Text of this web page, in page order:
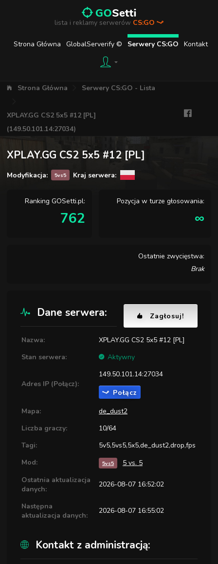
lista i reklamy serwerów CS:GO
Strona Główna GlobalServerify © Serwery CS:GO Kontakt
Strona Główna Serwery CS:GO - Lista
XPLAY.GG CS2 5x5 #12 [PL]
(149.50.101.14:27034)
XPLAY.GG CS2 5x5 #12 [PL]
Modyfikacja: 5vs5 Kraj serwera:
Ranking GOSetti.pl:
762
Pozycja w turze głosowania:
∞
Ostatnie zwycięstwa:
Brak
Dane serwera: Zagłosuj!
Nazwa:
XPLAY.GG CS2 5x5 #12 [PL]
Stan serwera:
Aktywny
Adres IP (Połącz):
149.50.101.14:27034
Połącz
Mapa:
de_dust2
Liczba graczy:
10/64
Tagi:
5v5,5vs5,5x5,de_dust2,drop,fps
Mod:
5vs5
5 vs. 5
Ostatnia aktualizacja
danych:
2026-08-07 16:52:02
Następna
aktualizacja danych:
2026-08-07 16:55:02
Kontakt z administracją: